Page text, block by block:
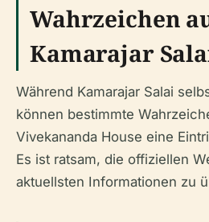
Wahrzeichen
Kamarajar
Während Kamarajar Salai
können bestimmte
Vivekananda House eine
Es ist ratsam, die offiziellen
aktuellsten Informationen zu